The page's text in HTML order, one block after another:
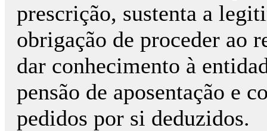
prescrição, sustenta a
obrigação de proceder ao
dar conhecimento à
pensão de aposentação e
pedidos por si deduzidos.